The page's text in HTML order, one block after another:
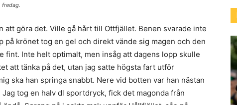
fredag.
göra det. Ville gå hårt till Ottfjället. Benen svarade inte
på krönet tog en gel och direkt vände sig magen och den
fint. Inte helt optimalt, men insåg att dagens lopp skulle
att tänka på det, utan jag satte högsta fart utför
ska han springa snabbt. Nere vid botten var han nästan
tog en halv dl sportdryck, fick det magonda från